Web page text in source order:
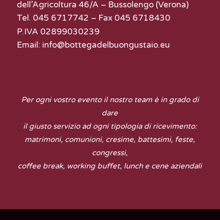
dell’Agricoltura 46/A – Bussolengo (Verona)
Tel. 045 6717742 – Fax 045 6718430
P.IVA 02899030239
Email: info@bottegadelbuongustaio.eu
Per ogni vostro evento il nostro team è in grado di
dare
il giusto servizio ad ogni tipologia di ricevimento:
matrimoni, comunioni, cresime, battesimi, feste,
congressi,
coffee break, working buffet, lunch e cene aziendali